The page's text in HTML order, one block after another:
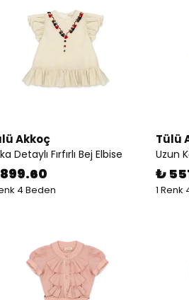
Akkoç
Detaylı Fırfırlı Bej Elbise
4 Beden
Tülü
Uzun
₺
1 Renk